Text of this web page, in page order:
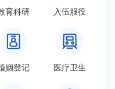
育科研 入伍服役
姻登记 医疗卫生